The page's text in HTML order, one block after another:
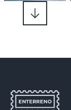
Carmen en
donde se